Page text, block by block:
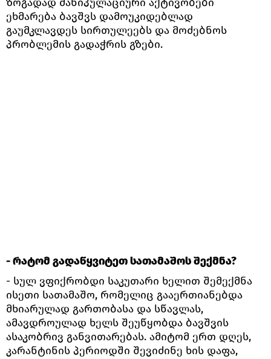
ეხმარება ბავშვს დამოუკიდებლად
გაუმკლავდეს სირთულეებს და მოძებნოს
პრობლემის გადაჭრის გზები.
- რატომ გადაწყვიტეთ სათამაშოს შექმნა?
- სულ ვფიქრობდი საკუთარი ხელით შემექმნა
ისეთი სათამაშო, რომელიც გააერთიანებდა
მხიარულად გართობასა და სწავლას,
ამავდროულად ხელს შეუწყობდა ბავშვის
ასაკობრივ განვითარებას. ამიტომ ერთ დღეს,
კარანტინის პერიოდში შევიძინე ხის დაფა,